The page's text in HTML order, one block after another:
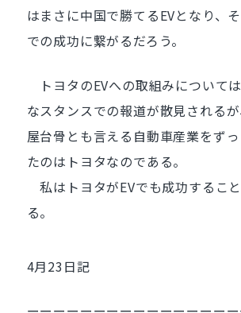
はまさに中国で勝てるEVとなり、
での成功に繋がるだろう。
トヨタのEVへの取組みについて
なスタンスでの報道が散見される
屋台骨とも言える自動車産業をず
たのはトヨタなのである。
私はトヨタがEVでも成功するこ
る。
4月23日記